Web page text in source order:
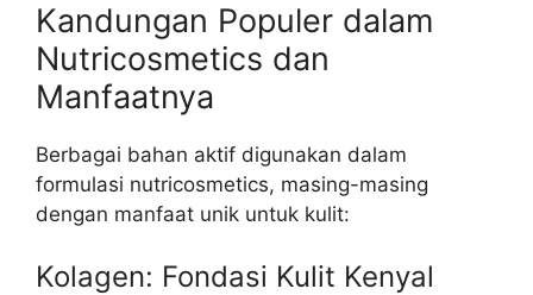
Kandungan Populer dalam
Nutricosmetics dan
Manfaatnya
Berbagai bahan aktif digunakan dalam
formulasi nutricosmetics, masing-masing
dengan manfaat unik untuk kulit:
Kolagen: Fondasi Kulit Kenyal